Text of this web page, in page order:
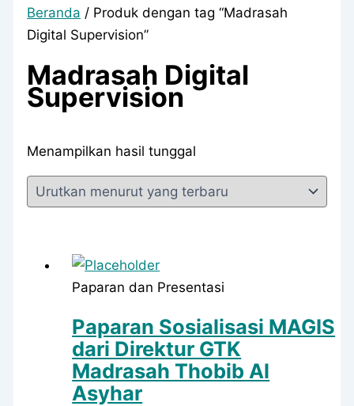
Beranda / Produk dengan tag “Madrasah
Digital Supervision”
Madrasah Digital
Supervision
Menampilkan hasil tunggal
Paparan dan Presentasi
Paparan Sosialisasi MAGIS
dari Direktur GTK
Madrasah Thobib Al
Asyhar